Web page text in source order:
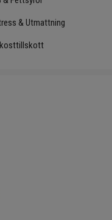
& Utmattning
kosttillskott